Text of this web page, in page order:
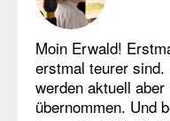
Moin Erwald!
erstmal teurer
werden aktuell
übernommen. Und